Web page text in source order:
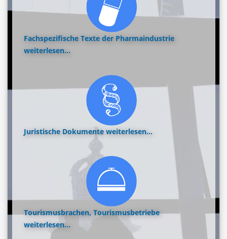
Fachspezifische Texte der Pharmaindustrie
weiterlesen...
Juristische Dokumente weiterlesen...
Tourismusbrachen, Tourismusbetriebe
weiterlesen...